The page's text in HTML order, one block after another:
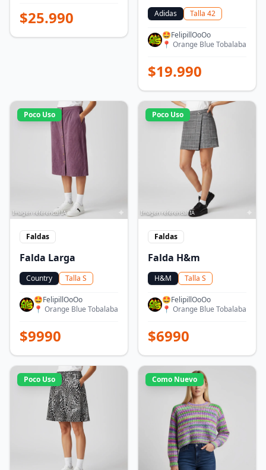
$25.990 Adidas Talla 42
🤩FelipillOoOo
📍 Orange Blue Tobalaba
$19.990
Imagen referencial IA
Poco Uso
Faldas
Falda Larga
Country Talla S
🤩FelipillOoOo
📍 Orange Blue Tobalaba
$9990
Imagen referencial IA
Poco Uso
Faldas
Falda H&m
H&M Talla S
🤩FelipillOoOo
📍 Orange Blue Tobalaba
$6990
Poco Uso Como Nuevo